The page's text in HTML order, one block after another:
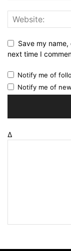
Save my
next time I
Notify me of
Notify me of
Δ